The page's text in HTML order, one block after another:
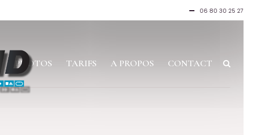
06 80 30 25 27
PHOTOS TARIFS A PROPOS CONTACT